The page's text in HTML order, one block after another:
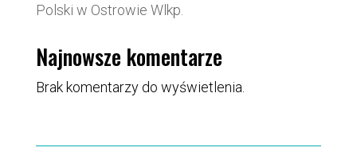
Polski w Ostrowie Wlkp.
Najnowsze komentarze
Brak komentarzy do wyświetlenia.